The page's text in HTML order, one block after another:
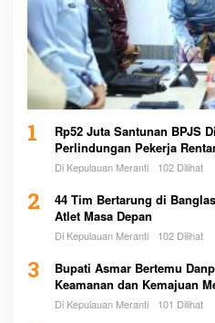
1
Rp52 Juta Santunan BPJS
Perlindungan Pekerja
Di Kepulauan Meranti 102 Dilihat
2
44 Tim Bertarung di
Atlet Masa Depan
Di Kepulauan Meranti 102 Dilihat
3
Bupati Asmar Bertemu
Keamanan dan Kemajuan
Di Kepulauan Meranti 101 Dilihat